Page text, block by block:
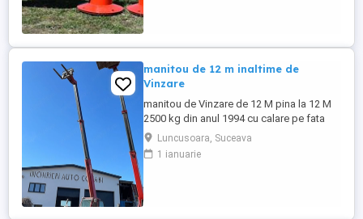
manitou de 12 m inaltime de
Vinzare
manitou de Vinzare de 12 M pina la 12 M
2500 kg din anul 1994 cu calare pe fata
greutate lui 9500 kg utilajul este in
Luncusoara Jud Suceava in stare buna de
Functionare se vinde doar cu Furci pt
Luncusoara, Suceava
1 ianuarie